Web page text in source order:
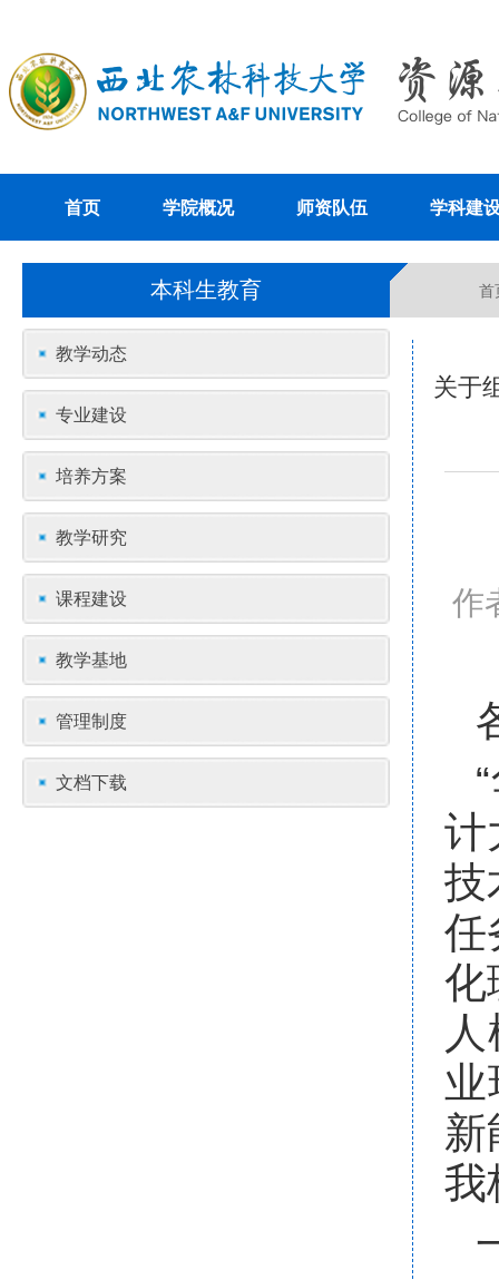
首页 学院概况 师资队伍 学科建
本科生教育 首
教学动态
专业建设
培养方案
教学研究
课程建设
教学基地
管理制度
文档下载
关于
作
计
技
任
化
新
我